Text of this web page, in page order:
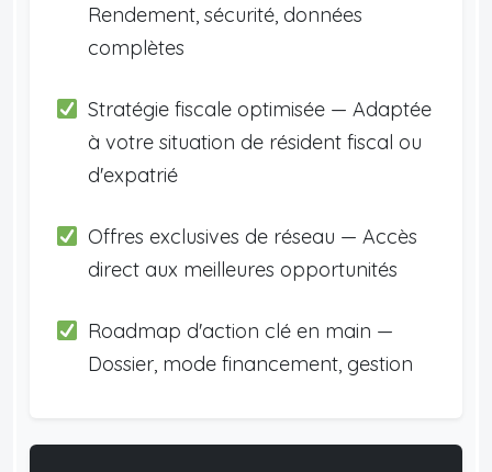
Rendement, sécurité, données
complètes
Stratégie fiscale optimisée — Adaptée
à votre situation de résident fiscal ou
d'expatrié
Offres exclusives de réseau — Accès
direct aux meilleures opportunités
Roadmap d'action clé en main —
Dossier, mode financement, gestion